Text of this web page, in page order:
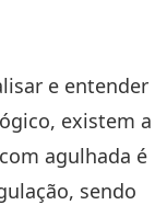
e entender
existem a
agulhada é
sendo